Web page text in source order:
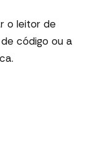
o leitor de
código ou a